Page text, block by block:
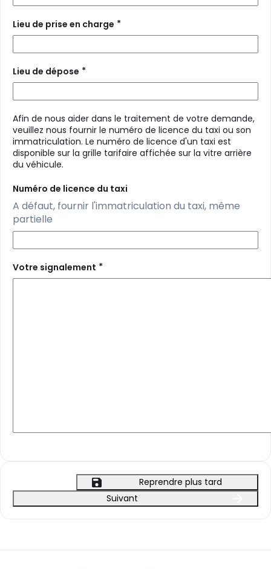
Lieu de prise en charge *
Lieu de dépose *
Afin de nous aider dans le traitement de votre demande,
veuillez nous fournir le numéro de licence du taxi ou son
immatriculation. Le numéro de licence d'un taxi est
disponible sur la grille tarifaire affichée sur la vitre arrière
du véhicule.
Numéro de licence du taxi
A défaut, fournir l'immatriculation du taxi, même
partielle
Votre signalement *
Suivant
Reprendre plus tard